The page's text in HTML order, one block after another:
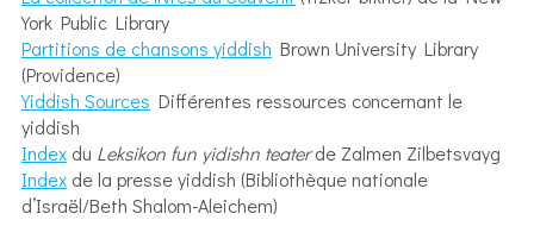
York Public Library
Partitions de chansons yiddish Brown University Library
(Providence)
Yiddish Sources Différentes ressources concernant le
yiddish
Index du Leksikon fun yidishn teaterde Zalmen Zilbetsvayg
Index de la presse yiddish (Bibliothèque nationale
d’Israël/Beth Shalom-Aleichem)